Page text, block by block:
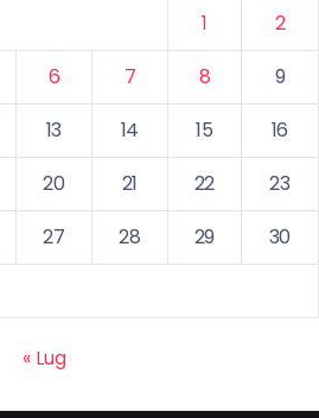
1
2
6 7 8
9
13 14 15
16
20 21 22
23
27 28 29
30
« Lug